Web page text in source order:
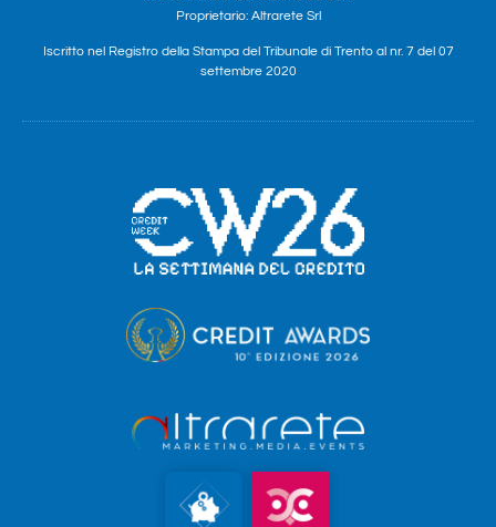
Proprietario: Altrarete Srl
Iscritto nel Registro della Stampa del Tribunale di Trento al nr. 7 del 07
settembre 2020